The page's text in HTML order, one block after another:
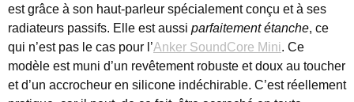
est grâce à son haut-parleur spécialement conçu et à ses
radiateurs passifs. Elle est aussi parfaitement étanche, ce
qui n’est pas le cas pour l’Anker SoundCore Mini. Ce
modèle est muni d’un revêtement robuste et doux au toucher
et d’un accrocheur en silicone indéchirable. C’est réellement